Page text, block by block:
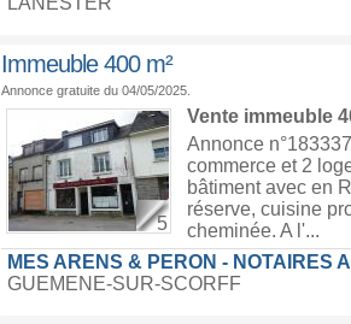
Immeuble 400 m²
Annonce gratuite du 04/05/2025.
5
Vente immeuble
Annonce
commerce et 2
bâtiment avec en
réserve, cuisine
cheminée. A l'...
MES ARENS & PERON - NOTAIRES
GUEMENE-SUR-SCORFF